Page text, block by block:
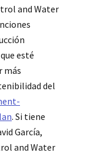
and Water
esté
más
del
. Si tiene
García,
and Water